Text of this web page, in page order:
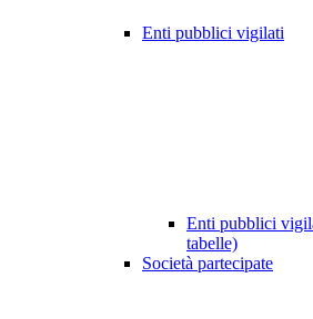
Enti pubblici vigilati
Enti pubblici
tabelle)
Società partecipate